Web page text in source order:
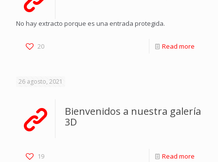
No hay extracto porque es una entrada protegida.
20 Read more
26 agosto, 2021
Bienvenidos a nuestra galería
3D
19 Read more